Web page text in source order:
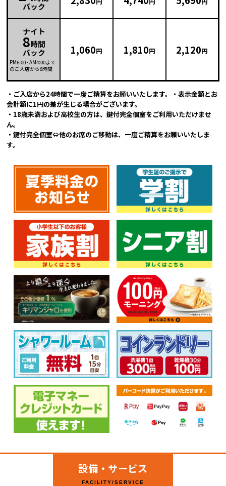
パック
ナイト
8時間
パック
PM6:00-AM4:00まで
のご入店から8時間
1,060円 1,810円 2,120円
・ご入店から24時間で一度ご精算をお願いいたします。・表示金額とお
会計額に1円の差が生じる場合がございます。
・18歳未満および高校生の方は、鍵付完全個室をご利用いただけませ
ん。
・鍵付完全個室⇔他のお席のご移動は、一度ご精算をお願いいたしま
す。
設備・サービス
FACILITY/SERVICE